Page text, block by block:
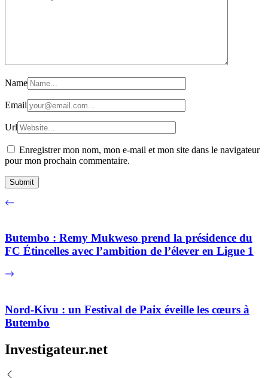
Name
Email
Url
Enregistrer mon nom, mon e-mail et mon site dans le navigateur
pour mon prochain commentaire.
Butembo : Remy Mukweso prend la présidence du
FC Étincelles avec l’ambition de l’élever en Ligue 1
Nord-Kivu : un Festival de Paix éveille les cœurs à
Butembo
Investigateur.net